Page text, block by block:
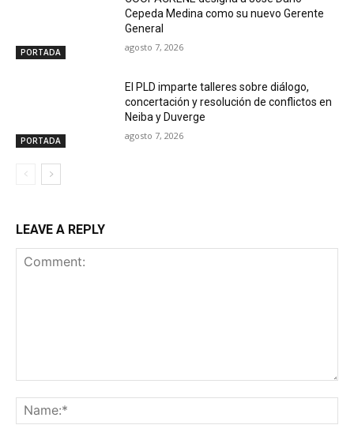
PORTADA
Cepeda Medina como su nuevo Gerente
General
agosto 7, 2026
PORTADA
El PLD imparte talleres sobre diálogo,
concertación y resolución de conflictos en
Neiba y Duverge
agosto 7, 2026
LEAVE A REPLY